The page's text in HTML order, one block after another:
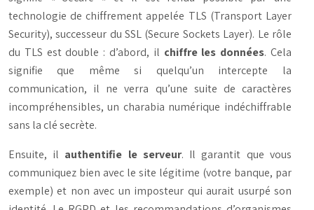
technologie de chiffrement appelée TLS (Transport Layer
Security), successeur du SSL (Secure Sockets Layer). Le rôle
du TLS est double : d’abord, il chiffre les données. Cela
signifie que même si quelqu’un intercepte la
communication, il ne verra qu’une suite de caractères
incompréhensibles, un charabia numérique indéchiffrable
sans la clé secrète.
Ensuite, il authentifie le serveur. Il garantit que vous
communiquez bien avec le site légitime (votre banque, par
exemple) et non avec un imposteur qui aurait usurpé son